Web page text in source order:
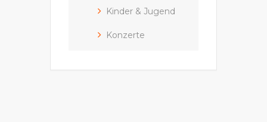
Kinder & Jugend
Konzerte